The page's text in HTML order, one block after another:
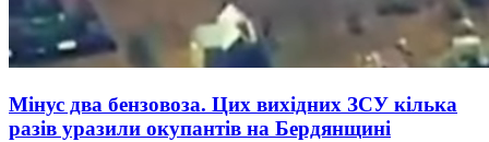
Мінус два бензовоза. Цих вихідних ЗСУ кілька
разів уразили окупантів на Бердянщині